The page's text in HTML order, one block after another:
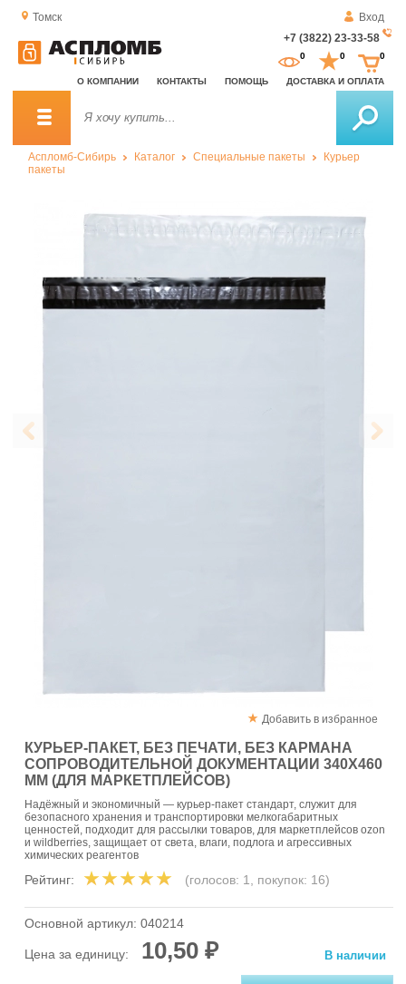
Томск
Вход
+7 (3822) 23-33-58
О КОМПАНИИ КОНТАКТЫ ПОМОЩЬ ДОСТАВКА И ОПЛАТА
0 0 0
Аспломб-Сибирь Каталог Специальные пакеты
Курьер
пакеты
Добавить в избранное
КУРЬЕР-ПАКЕТ, БЕЗ ПЕЧАТИ, БЕЗ КАРМАНА
СОПРОВОДИТЕЛЬНОЙ ДОКУМЕНТАЦИИ 340X460
ММ (ДЛЯ МАРКЕТПЛЕЙСОВ)
Надёжный и экономичный — курьер-пакет стандарт, служит для
безопасного хранения и транспортировки мелкогабаритных
ценностей, подходит для рассылки товаров, для маркетплейсов ozon
и wildberries, защищает от света, влаги, подлога и агрессивных
химических реагентов
Рейтинг: (голосов: 1, покупок: 16)
Основной артикул: 040214
Цена за единицу: 10,50 ₽ В наличии